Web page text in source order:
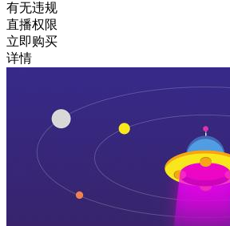
有无违规
直播权限
立即购买
详情